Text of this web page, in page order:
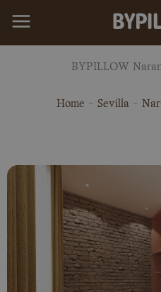
BYPILLOW
Home - Sevilla-